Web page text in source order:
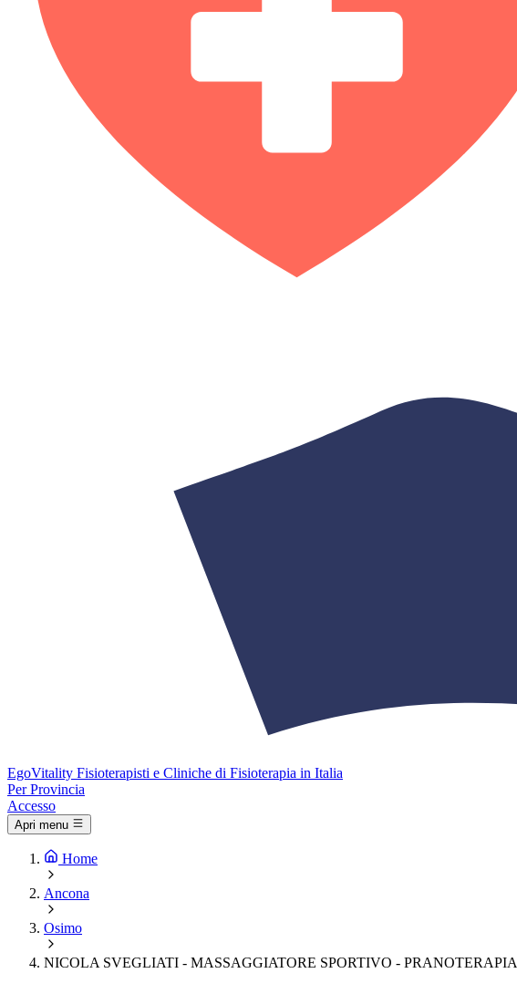
EgoVitality Fisioterapisti e Cliniche di Fisioterapia in Italia
Per Provincia
Accesso
Apri menu
Home
Ancona
Osimo
NICOLA SVEGLIATI - MASSAGGIATORE SPORTIVO - PRANOTERAPIA